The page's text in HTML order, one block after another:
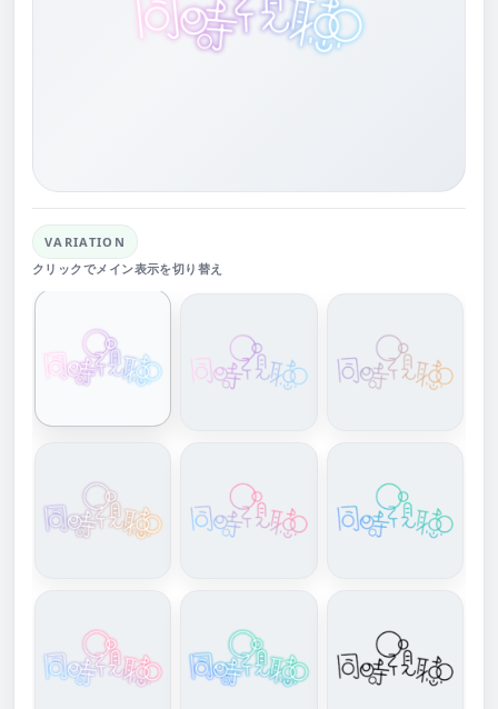
VARIATION
クリックでメイン表示を切り替え